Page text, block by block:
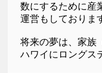
数にするために産
運営もしておりま
将来の夢は、家族
ハワイにロングス